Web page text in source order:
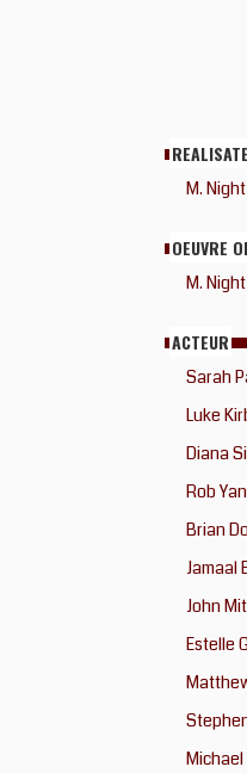
M.
OEUVRE
M.
ACTEUR
Sarah
Luke
Diana
Rob
Brian
Jamaal
John
Estelle